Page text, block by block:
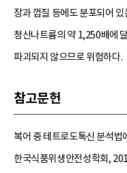
장과 껍질 등에도 분포되어
청산나트륨의 약 1,250배에
파괴되지 않으므로 위험하다.
참고문헌
복어 중 테트로도톡신 분석법
한국식품위생안전성학회,